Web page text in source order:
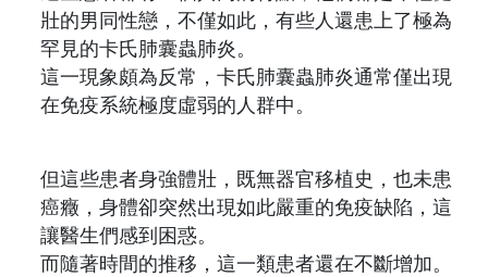
壯的男同性戀，不僅如此，有些人還患上了極為
罕見的卡氏肺囊蟲肺炎。
這一現象頗為反常，卡氏肺囊蟲肺炎通常僅出現
在免疫系統極度虛弱的人群中。
但這些患者身強體壯，既無器官移植史，也未患
癌癥，身體卻突然出現如此嚴重的免疫缺陷，這
讓醫生們感到困惑。
而隨著時間的推移，這一類患者還在不斷增加。